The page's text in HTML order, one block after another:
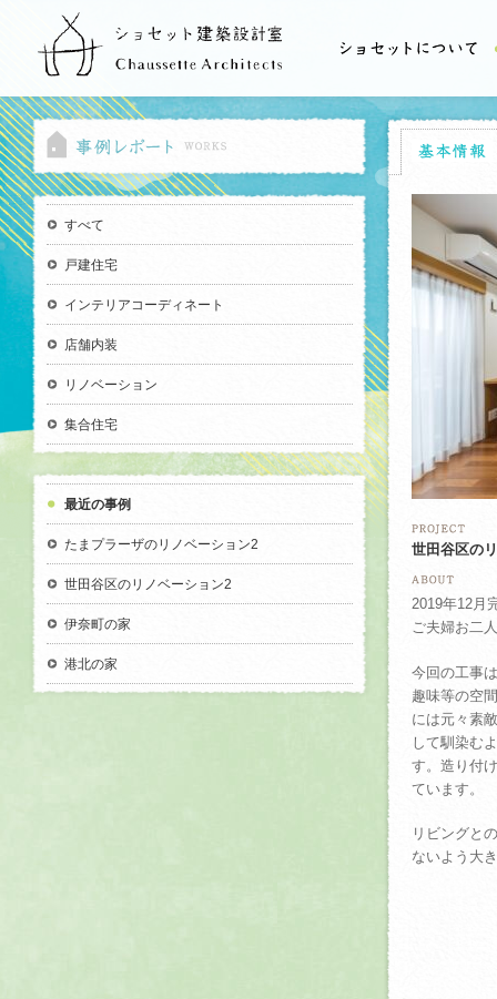
すべて
戸建住宅
インテリアコーディネート
店舗内装
リノベーション
集合住宅
最近の事例
たまプラーザのリノベーション2
世田谷区のリノベーション2
伊奈町の家
港北の家
世田谷区の
2019年12月
ご夫婦お二
今回の工事
趣味等の空
には元々素
して馴染む
す。造り付
ています。
リビングと
ないよう大